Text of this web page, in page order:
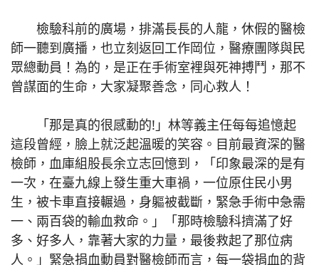
檢驗科前的廣場，排滿長長的人龍，休假的醫檢
師一聽到廣播，也立刻返回工作岡位，醫療團隊與民
眾總動員！為的，是正在手術室裡與死神搏鬥，那不
曾謀面的生命，大家凝聚善念，同心救人！
「那是真的很感動的!」林等義主任每每追憶起
這段曾經，臉上就泛起溫暖的笑容。目前最資深的醫
檢師，血庫組股長余立志回憶到，「印象最深的是有
一次，在臺九線上發生重大車禍，一位原住民小男
生，被卡車直接輾過，身軀被截斷，緊急手術中急需
一、兩百袋的輸血救命。」「那時檢驗科擠滿了好
多、好多人，靠著大家的力量，最後救起了那位病
人。」緊急捐血動員對醫檢師而言，每一袋捐血的背